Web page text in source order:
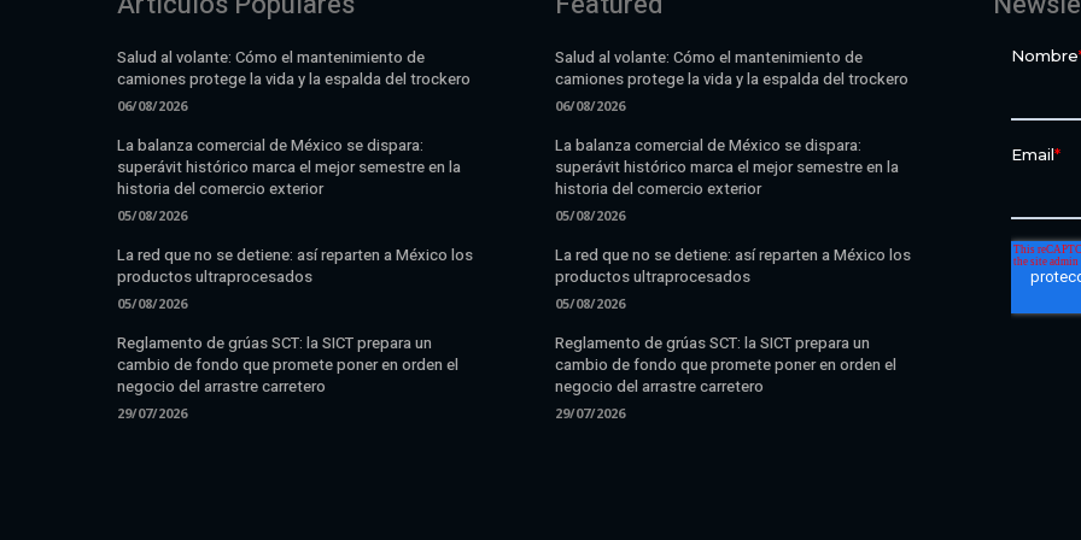
Salud al volante: Cómo el mantenimiento de
camiones protege la vida y la espalda del trockero
06/08/2026
La balanza comercial de México se dispara:
superávit histórico marca el mejor semestre en la
historia del comercio exterior
05/08/2026
La red que no se detiene: así reparten a México los
productos ultraprocesados
05/08/2026
Reglamento de grúas SCT: la SICT prepara un
cambio de fondo que promete poner en orden el
negocio del arrastre carretero
29/07/2026
Salud al volante: Cómo el mantenimiento de
camiones protege la vida y la espalda del trockero
06/08/2026
La balanza comercial de México se dispara:
superávit histórico marca el mejor semestre en la
historia del comercio exterior
05/08/2026
La red que no se detiene: así reparten a México los
productos ultraprocesados
05/08/2026
Reglamento de grúas SCT: la SICT prepara un
cambio de fondo que promete poner en orden el
negocio del arrastre carretero
29/07/2026